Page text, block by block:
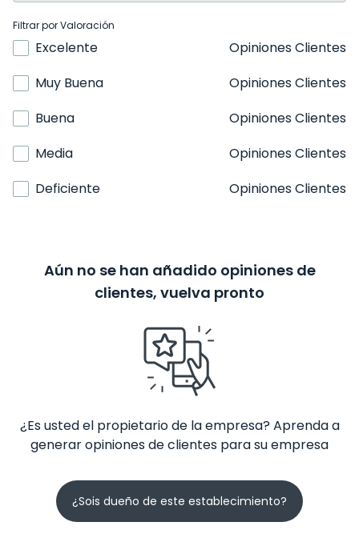
Filtrar por Valoración
Excelente
Opiniones Clientes
Muy Buena
Opiniones Clientes
Buena
Opiniones Clientes
Media
Opiniones Clientes
Deficiente
Opiniones Clientes
Aún no se han añadido opiniones de
clientes, vuelva pronto
¿Es usted el propietario de la empresa? Aprenda a
generar opiniones de clientes para su empresa
¿Sois dueño de este establecimiento?